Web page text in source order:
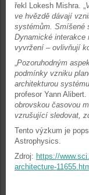
řekl Lokesh Mishra. „
ve hvězdě dávají
systémům. Smíšené
Dynamické interakce
vyvržení – ovlivňují
„Pozoruhodným
podmínky vzniku
architekturou
profesor Yann Alibert.
obrovskou časovou
vzrušující sledovat,
Tento výzkum je
Astrophysics.
Zdroj: https://
architecture-